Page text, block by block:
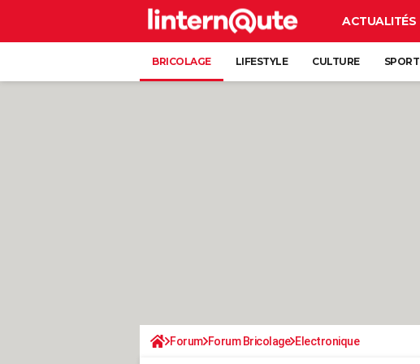
ACTUALITÉS
BRICOLAGE LIFESTYLE CULTURE SPORT
Forum Forum Bricolage Electronique